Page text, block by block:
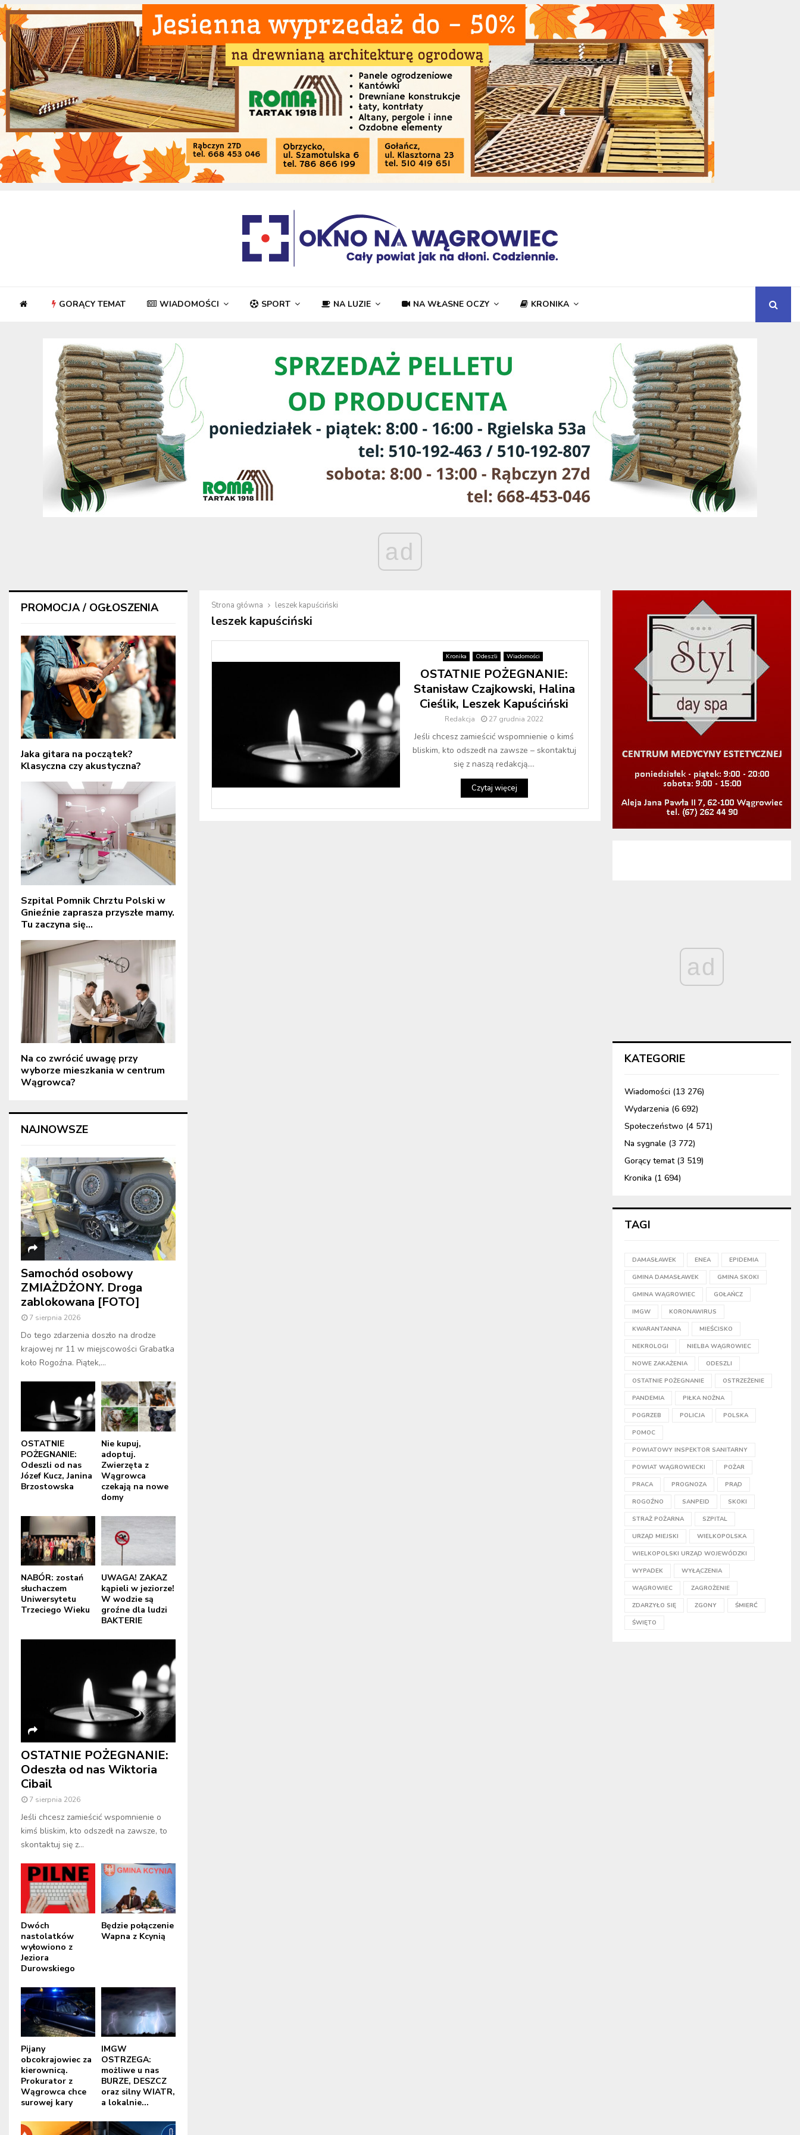
GORĄCY TEMAT WIADOMOŚCI SPORT NA LUZIE NA WŁASNE OCZY KRONIKA
ad
Strona główna leszek kapuściński
leszek kapuściński
Kronika Odeszli Wiadomości
OSTATNIE POŻEGNANIE:
Stanisław Czajkowski, Halina
Cieślik, Leszek Kapuściński
Redakcja 27 grudnia 2022
Jeśli chcesz zamieścić wspomnienie o kimś
bliskim, kto odszedł na zawsze – skontaktuj
się z naszą redakcją....
Czytaj więcej
PROMOCJA / OGŁOSZENIA
Jaka gitara na początek?
Klasyczna czy akustyczna?
Szpital Pomnik Chrztu Polski w
Gnieźnie zaprasza przyszłe mamy.
Tu zaczyna się...
Na co zwrócić uwagę przy
wyborze mieszkania w centrum
Wągrowca?
NAJNOWSZE
Samochód osobowy
ZMIAŻDŻONY. Droga
zablokowana [FOTO]
7 sierpnia 2026
Do tego zdarzenia doszło na drodze
krajowej nr 11 w miejscowości Grabatka
koło Rogoźna. Piątek,...
OSTATNIE
POŻEGNANIE:
Odeszli od nas
Józef Kucz, Janina
Brzostowska
Nie kupuj,
adoptuj.
Zwierzęta z
Wągrowca
czekają na nowe
domy
NABÓR: zostań
słuchaczem
Uniwersytetu
Trzeciego Wieku
UWAGA! ZAKAZ
kąpieli w jeziorze!
W wodzie są
groźne dla ludzi
BAKTERIE
OSTATNIE POŻEGNANIE:
Odeszła od nas Wiktoria
Cibail
7 sierpnia 2026
Jeśli chcesz zamieścić wspomnienie o
kimś bliskim, kto odszedł na zawsze, to
skontaktuj się z...
Dwóch
nastolatków
wyłowiono z
Jeziora
Durowskiego
Będzie połączenie
Wapna z Kcynią
Pijany
obcokrajowiec za
kierownicą.
Prokurator z
Wągrowca chce
surowej kary
IMGW
OSTRZEGA:
możliwe u nas
BURZE, DESZCZ
oraz silny WIATR,
a lokalnie...
ad
KATEGORIE
Wiadomości (13 276)
Wydarzenia (6 692)
Społeczeństwo (4 571)
Na sygnale (3 772)
Gorący temat(3 519)
Kronika (1 694)
TAGI
DAMASŁAWEK ENEA EPIDEMIA
GMINA DAMASŁAWEK GMINA SKOKI
GMINA WĄGROWIEC GOŁAŃCZ
IMGW KORONAWIRUS
KWARANTANNA MIEŚCISKO
NEKROLOGI NIELBA WĄGROWIEC
NOWE ZAKAŻENIA ODESZLI
OSTATNIE POŻEGNANIE OSTRZEŻENIE
PANDEMIA PIŁKA NOŻNA
POGRZEB POLICJA POLSKA
POMOC
POWIATOWY INSPEKTOR SANITARNY
POWIAT WĄGROWIECKI POŻAR
PRACA PROGNOZA PRĄD
ROGOŹNO SANPEID SKOKI
STRAŻ POŻARNA SZPITAL
URZĄD MIEJSKI WIELKOPOLSKA
WIELKOPOLSKI URZĄD WOJEWÓDZKI
WYPADEK WYŁĄCZENIA
WĄGROWIEC ZAGROŻENIE
ZDARZYŁO SIĘ ZGONY ŚMIERĆ
ŚWIĘTO